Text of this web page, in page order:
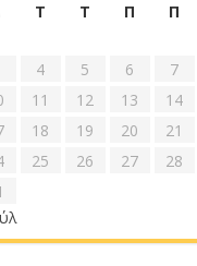
Τ Τ Π Π
4 5 6 7
11 12 13 14
18 19 20 21
25 26 27 28